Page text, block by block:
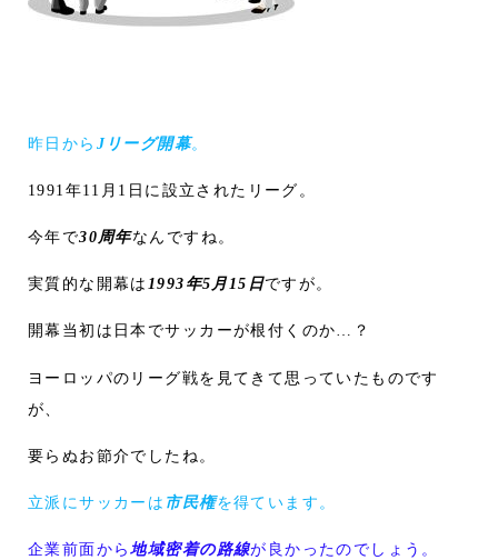
昨日から Jリーグ開幕。
1991年11月1日に設立されたリーグ。
今年で30周年なんですね。
実質的な開幕は1993年5月15日ですが。
開幕当初は日本でサッカーが根付くのか…？
ヨーロッパのリーグ戦を見てきて思っていたものです
が、
要らぬお節介でしたね。
立派にサッカーは 市民権を得ています。
企業前面から地域密着の路線が良かったのでしょう。